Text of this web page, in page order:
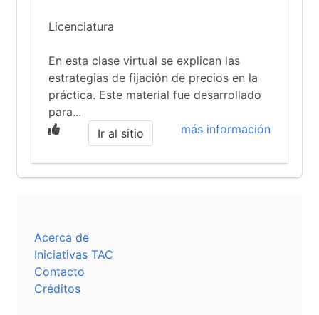
Licenciatura
En esta clase virtual se explican las
estrategias de fijación de precios en la
práctica. Este material fue desarrollado
para...
más información
Ir al sitio
Acerca de
Iniciativas TAC
Contacto
Créditos